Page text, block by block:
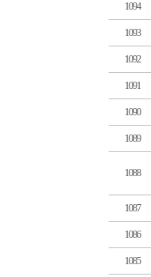
1094
1093
1092
1091
1090
1089
1088
1087
1086
1085